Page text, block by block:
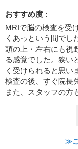
おすすめ度 :
MRIで脳の検査を受
くあっという間でし
頭の上・左右にも視
る感覚でした。狭い
く受けられると思い
検査の後、すぐ院長
また、スタッフの方
≫こ